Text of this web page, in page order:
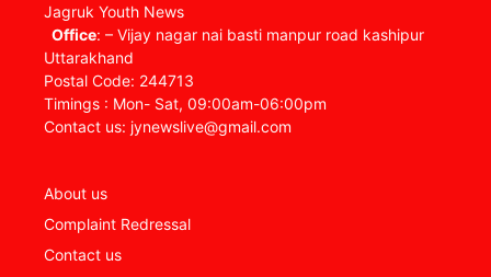
Jagruk Youth News
Office: – Vijay nagar nai basti manpur road kashipur
Uttarakhand
Postal Code: 244713
Timings : Mon- Sat, 09:00am-06:00pm
Contact us: jynewslive@gmail.com
About us
Complaint Redressal
Contact us